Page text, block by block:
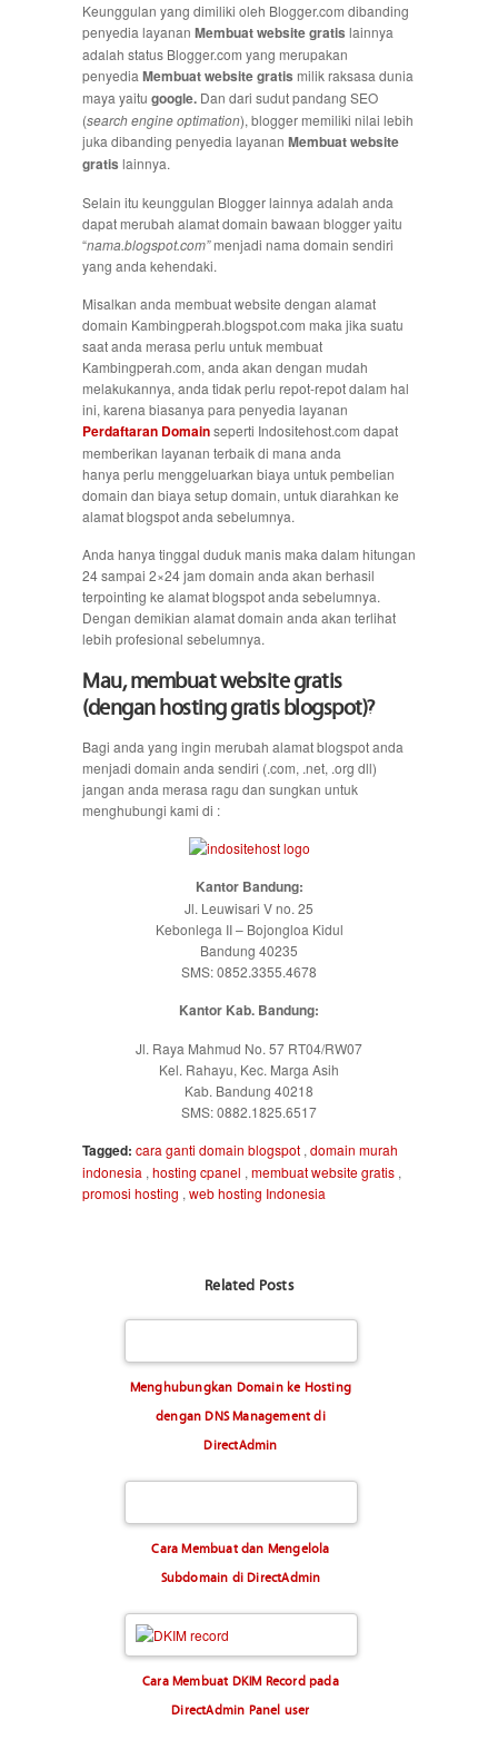
Keunggulan yang dimiliki oleh Blogger.com dibanding
penyedia layanan Membuat website gratis lainnya
adalah status Blogger.com yang merupakan
penyedia Membuat website gratis milik raksasa dunia
maya yaitu google. Dan dari sudut pandang SEO
(search engine optimation), blogger memiliki nilai lebih
juka dibanding penyedia layanan Membuat website
gratis lainnya.
Selain itu keunggulan Blogger lainnya adalah anda
dapat merubah alamat domain bawaan blogger yaitu
“nama.blogspot.com”menjadi nama domain sendiri
yang anda kehendaki.
Misalkan anda membuat website dengan alamat
domain Kambingperah.blogspot.com maka jika suatu
saat anda merasa perlu untuk membuat
Kambingperah.com, anda akan dengan mudah
melakukannya, anda tidak perlu repot-repot dalam hal
ini, karena biasanya para penyedia layanan
Perdaftaran Domainseperti Indositehost.com dapat
memberikan layanan terbaik di mana anda
hanya perlu menggeluarkan biaya untuk pembelian
domain dan biaya setup domain, untuk diarahkan ke
alamat blogspot anda sebelumnya.
Anda hanya tinggal duduk manis maka dalam hitungan
24 sampai 2×24 jam domain anda akan berhasil
terpointing ke alamat blogspot anda sebelumnya.
Dengan demikian alamat domain anda akan terlihat
lebih profesional sebelumnya.
Mau, membuat website gratis
(dengan hosting gratis blogspot)?
Bagi anda yang ingin merubah alamat blogspot anda
menjadi domain anda sendiri (.com, .net, .org dll)
jangan anda merasa ragu dan sungkan untuk
menghubungi kami di :
Kantor Bandung:
Jl. Leuwisari V no. 25
Kebonlega II – Bojongloa Kidul
Bandung 40235
SMS: 0852.3355.4678
Kantor Kab. Bandung:
Jl. Raya Mahmud No. 57 RT04/RW07
Kel. Rahayu, Kec. Marga Asih
Kab. Bandung 40218
SMS: 0882.1825.6517
Tagged: cara ganti domain blogspot , domain murah
indonesia , hosting cpanel , membuat website gratis ,
promosi hosting , web hosting Indonesia
Related Posts
Menghubungkan Domain ke Hosting
dengan DNS Management di
DirectAdmin
Cara Membuat dan Mengelola
Subdomain di DirectAdmin
Cara Membuat DKIM Record pada
DirectAdmin Panel user